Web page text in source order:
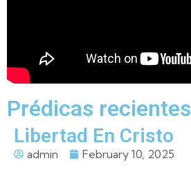
Prédicas recientes
Libertad En Cristo
admin February 10, 2025